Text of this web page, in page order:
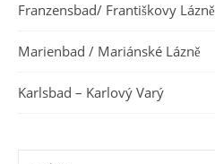
Franzensbad/ Františkovy Lázně
Marienbad / Mariánské Lázně
Karlsbad – Karlový Varý